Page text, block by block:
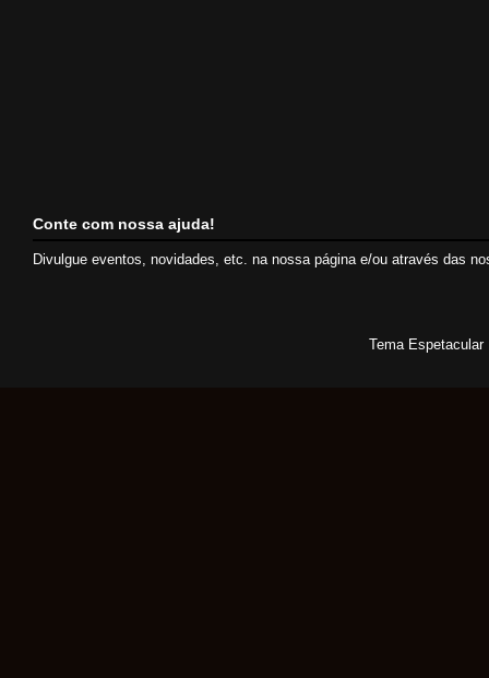
Conte com nossa ajuda!
Divulgue eventos, novidades, etc. na nossa página e/ou através das
Tema